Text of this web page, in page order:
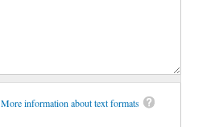
More information about text formats